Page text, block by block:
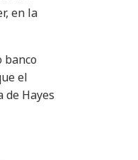
en la
banco
el
Hayes